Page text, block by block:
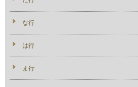
な行
は行
ま行